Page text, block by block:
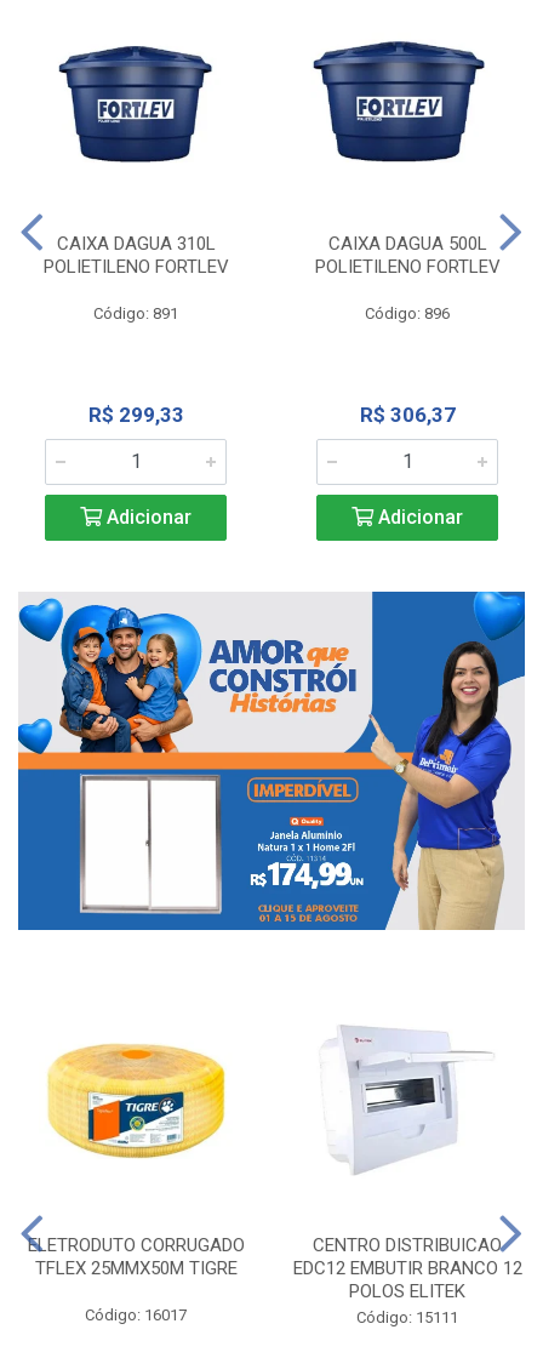
CAIXA DAGUA 310L
POLIETILENO FORTLEV
Código: 891
R$ 299,33
Adicionar
CAIXA DAGUA 500L
POLIETILENO FORTLEV
Código: 896
R$ 306,37
Adicionar
ELETRODUTO CORRUGADO
TFLEX 25MMX50M TIGRE
Código: 16017
CENTRO DISTRIBUICAO
EDC12 EMBUTIR BRANCO 12
POLOS ELITEK
Código: 15111